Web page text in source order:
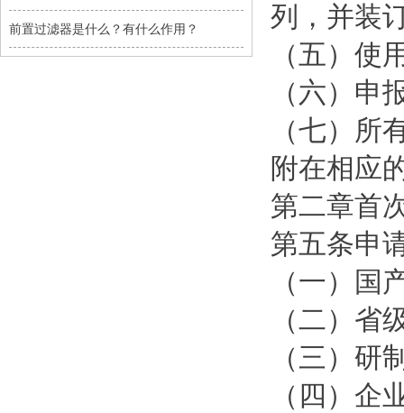
前置过滤器是什么？有什么作用？
列，并装
（五）使
（六）申
（七）
附在相应
第二章首
第五条申
（一）国
（二）省
（三）研
（四）企